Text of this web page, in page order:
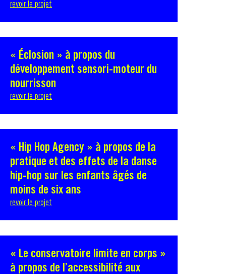
revoir le projet
« Éclosion » à propos du
développement sensori-moteur du
nourrisson
revoir le projet
« Hip Hop Agency » à propos de la
pratique et des effets de la danse
hip-hop sur les enfants âgés de
moins de six ans
revoir le projet
« Le conservatoire limite en corps »
à propos de l’accessibilité aux